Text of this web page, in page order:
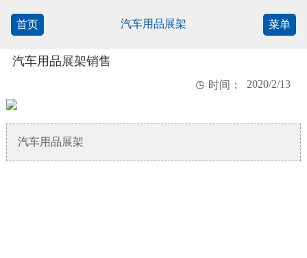
首页 汽车用品展架 菜单
汽车用品展架销售
 时间： 2020/2/13
汽车用品展架